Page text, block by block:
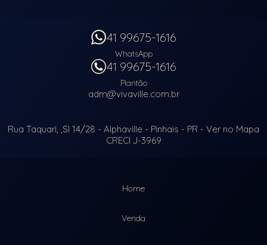
41 99675-1616
WhatsApp
41 99675-1616
Plantão
adm@vivaville.com.br
Rua Taquari, ,Sl 14/28 - Alphaville - Pinhais - PR - Ver no Mapa
CRECI J-3969
Home
Venda